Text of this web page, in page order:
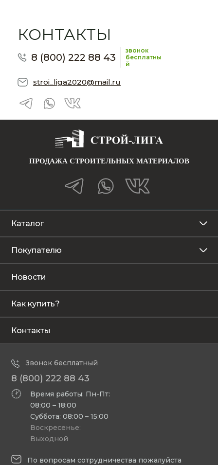
КОНТАКТЫ
8 (800) 222 88 43
звонок
бесплатны
й
stroi_liga2020@mail.ru
ПРОДАЖА СТРОИТЕЛЬНЫХ МАТЕРИАЛОВ
Каталог
Покупателю
Новости
Как купить?
Контакты
Звонок бесплатный
8 (800) 222 88 43
Время работы: Пн-Пт:
08:00 – 18:00
Суббота: 08:00 – 15:00
Воскресенье:
Выходной
По вопросам сотрудничества пожалуйста